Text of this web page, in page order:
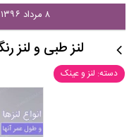
۸ مرداد ۱۳۹۶ - ۱۱:۳۹
لنز طبی و لنز
دسته: لنز و عینک